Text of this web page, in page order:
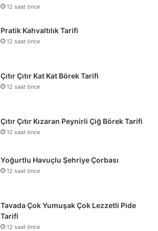
12 saat önce
Pratik Kahvaltılık Tarifi
12 saat önce
Çıtır Çıtır Kat Kat Börek Tarifi
12 saat önce
Çıtır Çıtır Kızaran Peynirli Çiğ Börek Tarifi
12 saat önce
Yoğurtlu Havuçlu Şehriye Çorbası
12 saat önce
Tavada Çok Yumuşak Çok Lezzetli Pide
Tarifi
12 saat önce